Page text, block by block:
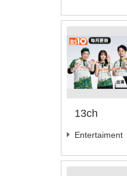
13ch
Entertaiment